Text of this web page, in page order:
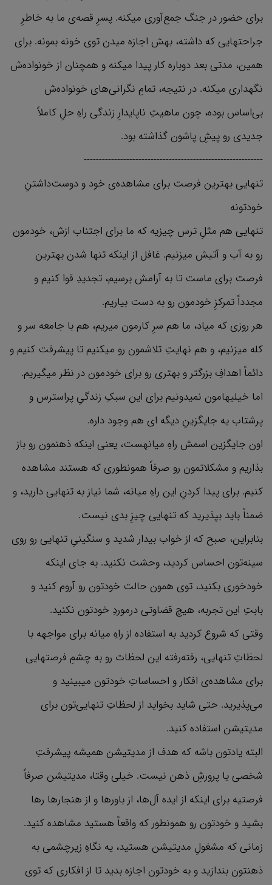
برای حضور در جنگ جمع‌آوری میکنه. پسرِ قصه‌ی ما به خاطرِ
جراحتهایی که داشته، بهش اجازه میدن توی خونه بمونه. برای
همین، مدتی بعد دوباره کار پیدا میکنه و همچنان از خونواده‌ش
نگهداری میکنه. در نتیجه، تمامِ نگرانی‌های خونواده‌ش
بی‌اساس بوده، چون ماهیتِ ناپایدارِ زندگی راهِ حلِ کاملاً
جدیدی رو پیشِ پاشون گذاشته بود.
-----------------------------------------------------------
تنهایی بهترین فرصت برای مشاهده‌ی خود و دوست‌داشتنِ
خودتونه
تنهایی هم مثلِ ترس چیزیه که ما برای اجتناب ازش، خودمون
رو به آب و آتیش میزنیم. غافل از اینکه تنها شدن بهترین
فرصت برای ماست تا به آرامش برسیم، تجدیدِ قوا کنیم و
مجدداً تمرکزِ خودمون رو به دست بیاریم.
هر روزی که میاد، ما هم سرِ کارمون میریم، هم با جامعه سر و
کله میزنیم، و هم نهایتِ تلاشمون رو میکنیم تا پیشرفت کنیم و
دائماً اهدافِ بزرگتر و بهتری رو برای خودمون در نظر میگیریم.
اما خیلیهامون نمیدونیم برای این سبکِ زندگیِ پراسترس و
پرشتاب یه جایگزینِ دیگه ای هم وجود داره.
اون جایگزین اسمش راهِ میانهست، یعنی اینکه ذهنمون رو باز
بذاریم و مشکلاتمون رو صرفاً همونطوری که هستند مشاهده
کنیم. برای پیدا کردنِ این راهِ میانه، شما نیاز به تنهایی دارید، و
ضمناً باید بپذیرید که تنهایی چیزِ بدی نیست.
بنابراین، صبح که از خواب بیدار شدید و سنگینیِ تنهایی رو روی
سینه‌تون احساس کردید، وحشت نکنید. به جای اینکه
خودخوری بکنید، توی همون حالت خودتون رو آروم کنید و
بابتِ این تجربه، هیچ قضاوتی درموردِ خودتون نکنید.
وقتی که شروع کردید به استفاده از راهِ میانه برای مواجهه با
لحظاتِ تنهایی، رفته‌رفته این لحظات رو به چشمِ فرصتهایی
برای مشاهده‌ی افکار و احساساتِ خودتون میبینید و
می‌پذیرید. حتی شاید بخواید از لحظاتِ تنهایی‌تون برای
مدیتیشن استفاده کنید.
البته یادتون باشه که هدف از مدیتیشن همیشه پیشرفتِ
شخصی یا پرورشِ ذهن نیست. خیلی وقتا، مدیتیشن صرفاً
فرصتیه برای اینکه از ایده آل‌ها، از باورها و از هنجارها‌ رها
بشید و خودتون رو همونطور که واقعاً هستید مشاهده کنید.
زمانی که مشغولِ مدیتیشن هستید، یه نگاهِ زیرچشمی به
ذهنتون بندازید و به خودتون اجازه بدید تا از افکاری که توی